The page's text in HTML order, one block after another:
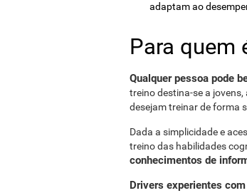
adaptam ao
Para quem
Qualquer pessoa pode
treino destina-se a
desejam treinar de forma
Dada a simplicidade e
treino das habilidades
conhecimentos de
Drivers experientes